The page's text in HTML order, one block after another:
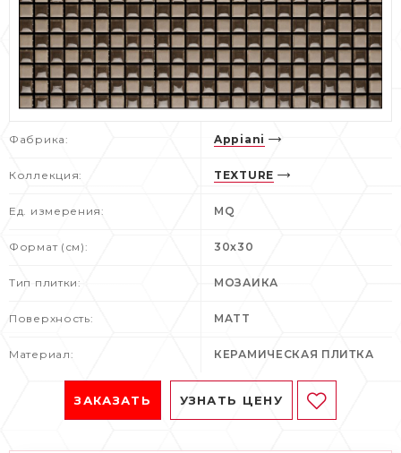
Фабрика: Appiani
Коллекция: TEXTURE
Ед. измерения: MQ
Формат (см): 30x30
Тип плитки: МОЗАИКА
Поверхность: MATT
Материал: КЕРАМИЧЕСКАЯ ПЛИТКА
ЗАКАЗАТЬ УЗНАТЬ ЦЕНУ